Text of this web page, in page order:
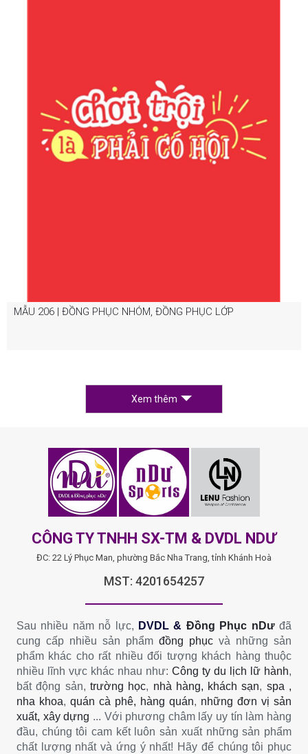
MẪU 206 | ĐỒNG PHỤC NHÓM, ĐỒNG PHỤC LỚP
Xem thêm
CÔNG TY TNHH SX-TM & DVDL NDƯ
ĐC: 22 Lý Phục Man, phường Bắc Nha Trang, tỉnh Khánh Hoà
MST: 4201654257
Sau nhiều năm nỗ lực, DVDL & Đồng Phục nDưđã
cung cấp nhiều sản phẩm đồng phục và những sản
phẩm khác cho rất nhiều đối tượng khách hàng thuộc
nhiều lĩnh vực khác nhau như: Công ty du lịch lữ hành,
bất động sản, trường học, nhà hàng, khách sạn, spa ,
nha khoa, quán cà phê, hàng quán, những đơn vị sản
xuất, xây dựng ... Với phương châm lấy uy tín làm hàng
đầu, chúng tôi cam kết luôn sản xuất những sản phẩm
chất lượng nhất và ứng ý nhất! Hãy để chúng tôi phục